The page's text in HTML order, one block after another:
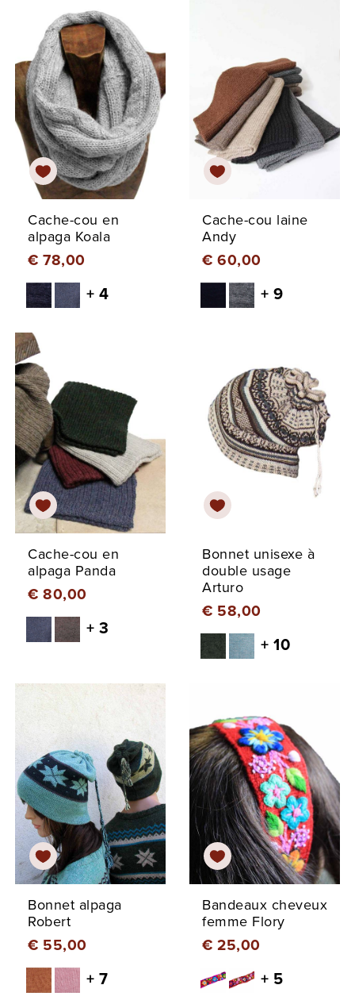
Cache-cou en
alpaga Koala
€ 78,00
+ 4
Cache-cou laine
Andy
€ 60,00
+ 9
Cache-cou en
alpaga Panda
€ 80,00
+ 3
Bonnet unisexe à
double usage
Arturo
€ 58,00
+ 10
Bonnet alpaga
Robert
€ 55,00
+ 7
Bandeaux cheveux
femme Flory
€ 25,00
+ 5